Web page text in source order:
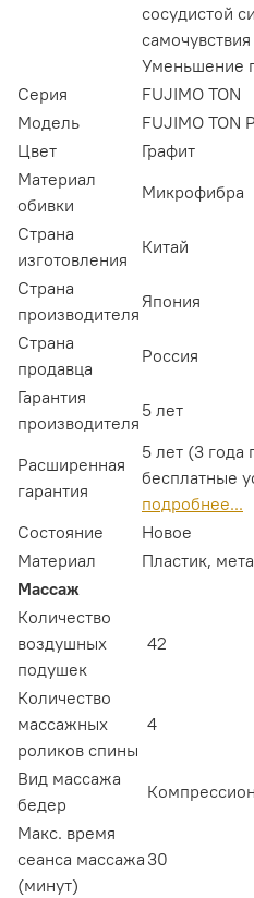
сосудистой
Уменьшение
Серия
FUJIMO TON
Модель
FUJIMO TON
Цвет
Графит
Материал
обивки
Микрофибра
Страна
изготовления
Китай
Страна
производителя
Япония
Страна
продавца
Россия
Гарантия
производителя
5 лет
Расширенная
гарантия
5 лет (3 года
бесплатные
подробнее...
Состояние
Новое
Материал
Пластик,
Массаж
Количество
воздушных
подушек
42
Количество
массажных
роликов спины
4
Вид массажа
бедер
Макс. время
сеанса массажа
(минут)
30